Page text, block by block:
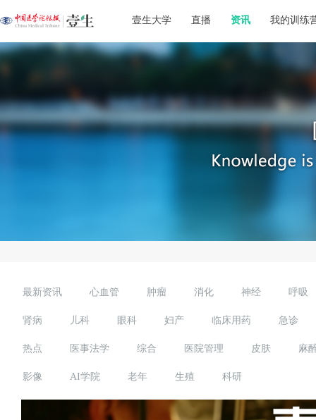
壹生大学 直播 资讯 我的训练
最新资讯 心血管 肿瘤 消化 神经 呼吸
肾病 儿科 眼科 妇产 临床用药 急诊
热点 医事法学 综合 医院管理 皮肤 麻
影像 AI学院 老年 生殖 科研